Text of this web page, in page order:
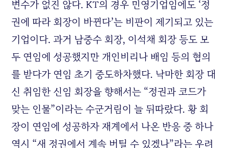
변수가 없진 않다.KT의 경우 민영기업임에도 ‘정
권에 따라 회장이 바뀐다’는 비판이 제기되고 있는
기업이다. 과거 남중수 회장, 이석채 회장 등도 모
두 연임에 성공했지만 개인비리나 배임 등의 혐의
를 받다가 연임 초기 중도하차했다. 낙마한 회장 대
신 취임한 신임 회장을 향해서는 “정권과 코드가
맞는 인물”이라는 수군거림이 늘 뒤따랐다. 황 회
장이 연임에 성공하자 재계에서 나온 반응 중 하나
역시 “새 정권에서 계속 버틸 수 있겠나”라는 우려